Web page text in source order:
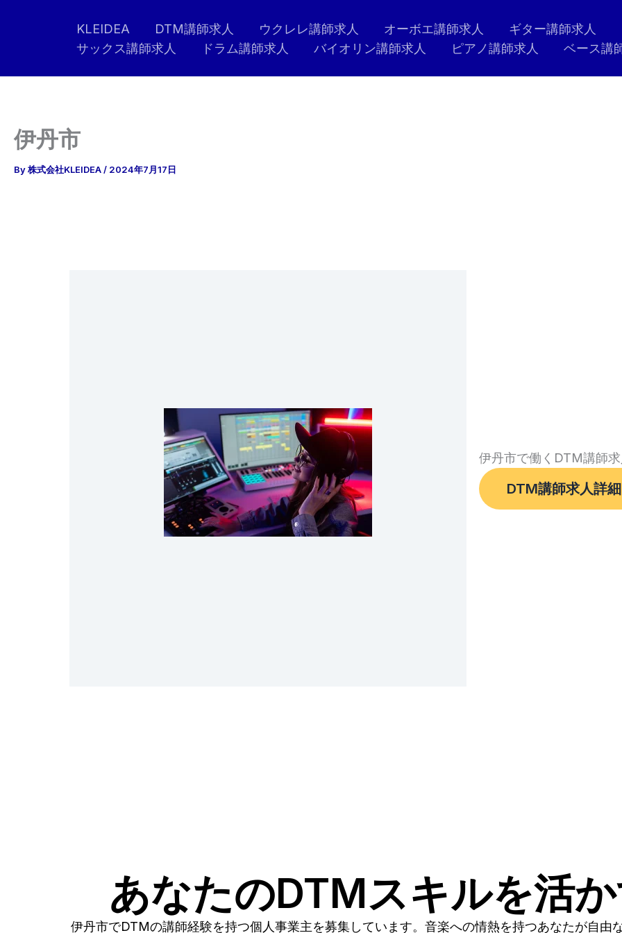
KLEIDEA DTM講師求人 ウクレレ講師求人 オーボエ講師求人 ギター講師求人
サックス講師求人
ドラム講師求人 バイオリン講師求人 ピアノ講師求人 ベース講
伊丹市
By株式会社KLEIDEA/ 2024年7月17日
伊丹市で働くDTM講師
DTM講師求人詳細
あなたのDTMスキルを活
伊丹市でDTMの講師経験を持つ個人事業主を募集しています。音楽への情熱を持つあなたが自由